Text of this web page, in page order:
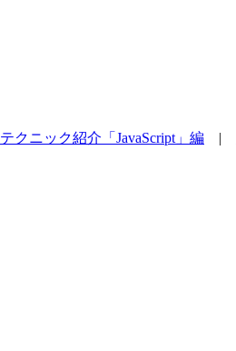
テクニック紹介「JavaScript」編 |